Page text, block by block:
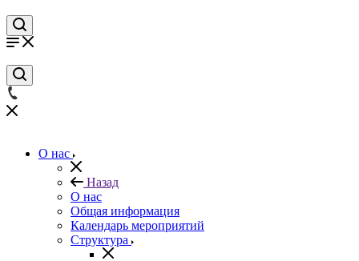
О нас
Назад
О нас
Общая информация
Календарь мероприятий
Структура